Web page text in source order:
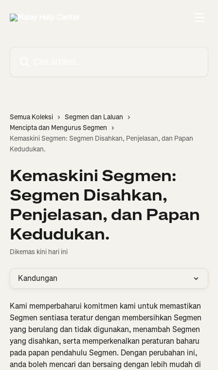
Semua Koleksi
Segmen dan Laluan
Mencipta dan Mengurus Segmen
Kemaskini Segmen: Segmen Disahkan, Penjelasan, dan Papan
Kedudukan.
Kemaskini Segmen:
Segmen Disahkan,
Penjelasan, dan Papan
Kedudukan.
Dikemas kini hari ini
Kandungan
Kami memperbaharui komitmen kami untuk memastikan
Segmen sentiasa teratur dengan membersihkan Segmen
yang berulang dan tidak digunakan, menambah Segmen
yang disahkan, serta memperkenalkan peraturan baharu
pada papan pendahulu Segmen. Dengan perubahan ini,
anda boleh mencari dan bersaing dengan lebih mudah di